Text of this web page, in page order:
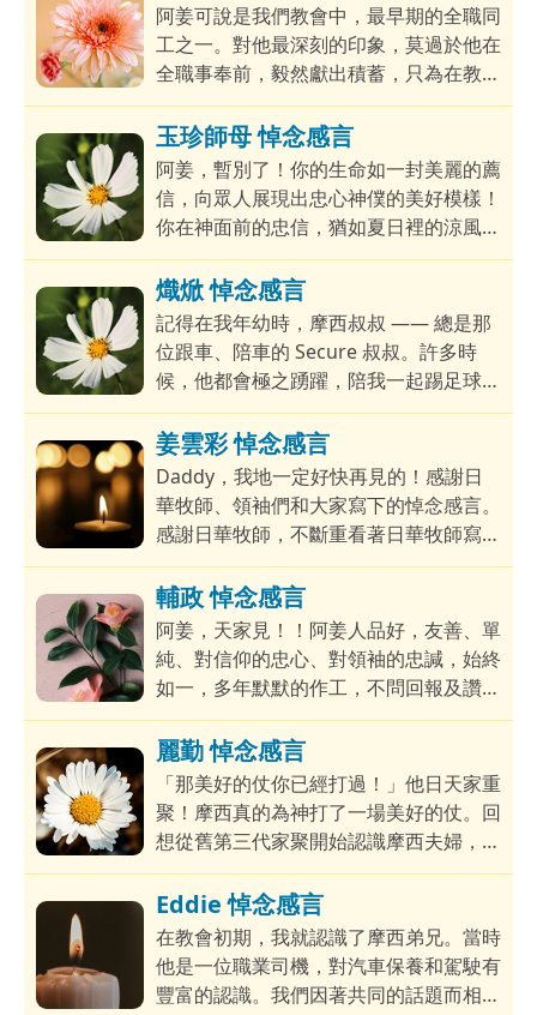
阿姜可說是我們教會中，最早期的全職同
工之一。對他最深刻的印象，莫過於他在
全職事奉前，毅然獻出積蓄，只為在教會
建立一個自給自足的書室——這便是「錫
安書室」的前身。當時教會經濟尚未能負
擔，他卻傾囊相助，讓我們得以購入一批
屬靈書籍，以自給自足的方式創立書室。
誠然，書籍只售予弟兄姊妹，營運難免入
不敷支，他的奉獻亦不斷消耗，但他依然
義無反顧。
玉珍師母 悼念感言
阿姜，暫別了！你的生命如一封美麗的薦
信，向眾人展現出忠心神僕的美好模樣！
你在神面前的忠信，猶如夏日裡的涼風，
也是眾人生命的涼水！每次在聚居點遇見
你，你臉上總是掛著謙和恭敬的笑容。看
著你微胖的身軀、緩緩的步履，以生命述
志：即使年事漸高、力有不逮，你依然堅
持將
熾焮 悼念感言
記得在我年幼時，摩西叔叔 —— 總是那
位跟車、陪車的 Secure 叔叔。許多時
候，他都會極之踴躍，陪我一起踢足球、
打羽毛球。⚽🏸他每一次跟車，也會親
切地關心剛上車的我：❤️「吃過東西沒有
啊？」更常以開朗、健談的方式跟我聊
天。💬 即使後來，我漸漸長大，與摩西
叔叔的接觸變少了。但以往在星期三、星
由衷地享受整個事奉的氛圍。✨
姜雲彩 悼念感言
Daddy，我地一定好快再見的！感謝日
華牧師、領袖們和大家寫下的悼念感言。
感謝日華牧師，不斷重看著日華牧師寫的
悼念感言，深信，爸爸看到，定必心甜，
因為深知牧師的視點和感受，就是神眼中
的爸爸。而爸爸一生最希望的就是做好自
己的角色，討神喜悅深知，我今日所擁有
的一切，也是源於爸爸媽媽，
輔政 悼念感言
阿姜，天家見！！阿姜人品好，友善、單
純、對信仰的忠心、對領袖的忠諴，始終
如一，多年默默的作工，不問回報及讚
賞，誠然是一位良善忠信的僕人！天天很
盡心做好reporter的身份，無論在科林
或Facebook平台，一天也有數次的po
文。跟從牧師和神時代的帶領，擴展自
己，年紀大也跟從教會方向，學習AI，日
常也很高興地將好的作品先給我看，問我
意見。
麗勤 悼念感言
「那美好的仗你已經打過！」他日天家重
聚！摩西真的為神打了一場美好的仗。回
想從舊第三代家聚開始認識摩西夫婦，那
時雲彩尚未出生，他們已在上輔政家聚事
奉。後來神賜下雲彩，使家庭更添喜樂。
多年來，摩西是一位盡心的爸爸，不單言
教，更以身作則，讓女兒明白信仰的價
值。他看似平凡，卻忠心、樸實、謙卑。
Eddie 悼念感言
在教會初期，我就認識了摩西弟兄。當時
他是一位職業司機，對汽車保養和駕駛有
豐富的認識。我們因著共同的話題而相